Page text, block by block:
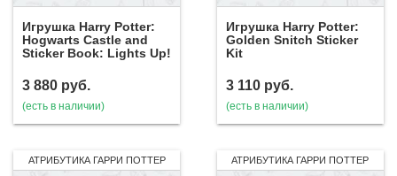
Игрушка Harry Potter:
Hogwarts Castle and
Sticker Book: Lights Up!
3 880 руб.
(есть в наличии)
Игрушка Harry Potter:
Golden Snitch Sticker
Kit
3 110 руб.
(есть в наличии)
АТРИБУТИКА ГАРРИ ПОТТЕР АТРИБУТИКА ГАРРИ ПОТТЕР